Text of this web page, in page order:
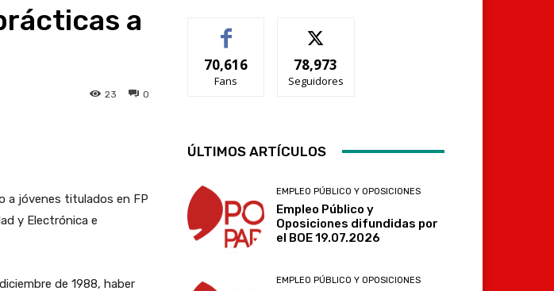
a
0
23
Telegram
a jóvenes titulados en FP
y Electrónica e
de 1988, haber
70,616
Fans
78,973
Seguidores
ÚLTIMOS ARTÍCULOS
EMPLEO PÚBLICO Y OPOSICIONES
Empleo Público y
Oposiciones difundidas por
el BOE 19.07.2026
EMPLEO PÚBLICO Y OPOSICIONES